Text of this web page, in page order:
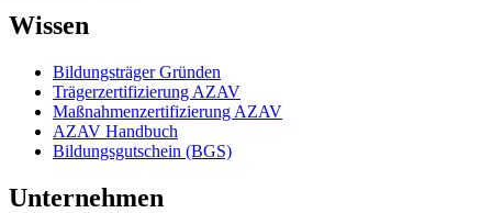
Wissen
Bildungsträger Gründen
Trägerzertifizierung AZAV
Maßnahmenzertifizierung AZAV
AZAV Handbuch
Bildungsgutschein (BGS)
Unternehmen